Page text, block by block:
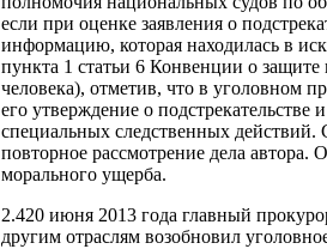
если при оценке заявления о
информацию, которая находилась в
пункта 1 статьи 6 Конвенции о
человека), отметив, что в уголовном
его утверждение о
специальных следственных
повторное рассмотрение дела автора.
морального ущерба.
2.420 июня 2013 года главный
другим отраслям возобновил